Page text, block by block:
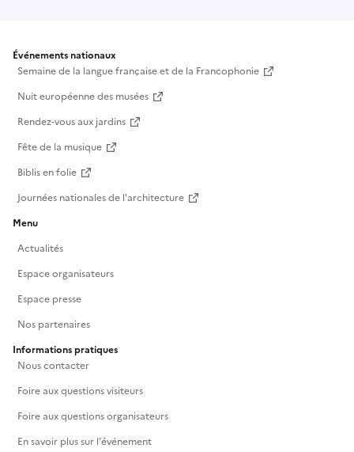
Événements nationaux
Semaine de la langue française et de la Francophonie
Nuit européenne des musées
Rendez-vous aux jardins
Fête de la musique
Biblis en folie
Journées nationales de l'architecture
Menu
Actualités
Espace organisateurs
Espace presse
Nos partenaires
Informations pratiques
Nous contacter
Foire aux questions visiteurs
Foire aux questions organisateurs
En savoir plus sur l'événement